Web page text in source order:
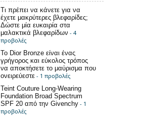
Τι πρέπει να κάνετε για να
έχετε μακρύτερες βλεφαρίδες;
Δώστε μία ευκαιρία στα
μαλακτικά βλεφαρίδων - 4
προβολές
Το Dior Bronze είναι ένας
γρήγορος και εύκολος τρόπος
να αποκτήσετε το μαύρισμα που
ονειρεύεστε - 1 προβολές
Teint Couture Long-Wearing
Foundation Broad Spectrum
SPF 20 από την Givenchy - 1
προβολές